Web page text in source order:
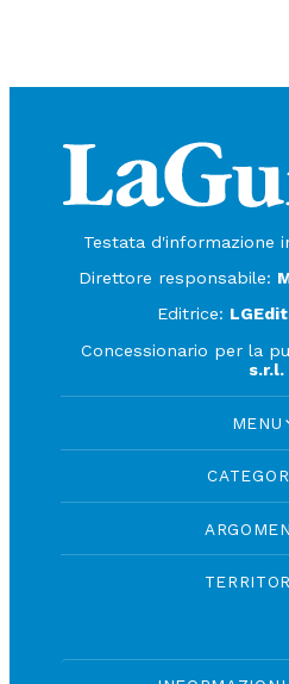
Testata d'informazione
Direttore responsabile:
Editrice:
Concessionario per la
s.r.l.
MENU